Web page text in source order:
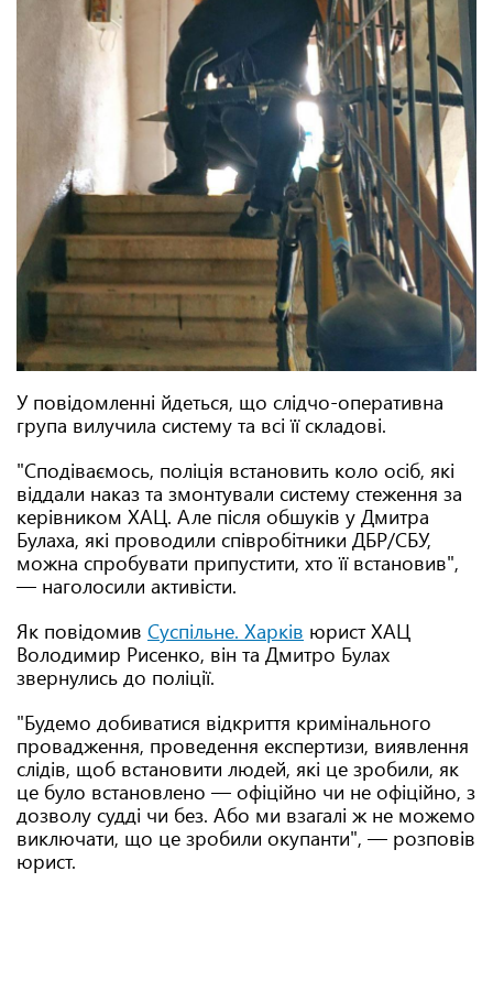
У повідомленні йдеться, що слідчо-оперативна
група вилучила систему та всі її складові.
"Сподіваємось, поліція встановить коло осіб, які
віддали наказ та змонтували систему стеження за
керівником ХАЦ. Але після обшуків у Дмитра
Булаха, які проводили співробітники ДБР/СБУ,
можна спробувати припустити, хто її встановив",
— наголосили активісти.
Як повідомив Суспільне. Харків юрист ХАЦ
Володимир Рисенко, він та Дмитро Булах
звернулись до поліції.
"Будемо добиватися відкриття кримінального
провадження, проведення експертизи, виявлення
слідів, щоб встановити людей, які це зробили, як
це було встановлено — офіційно чи не офіційно, з
дозволу судді чи без. Або ми взагалі ж не можемо
виключати, що це зробили окупанти", — розповів
юрист.